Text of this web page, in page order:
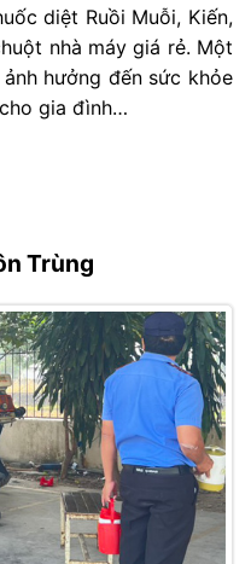
diệt Ruồi Muỗi, Kiến,
nhà máy giá rẻ. Một
hưởng đến sức khỏe
gia đình…
Trùng